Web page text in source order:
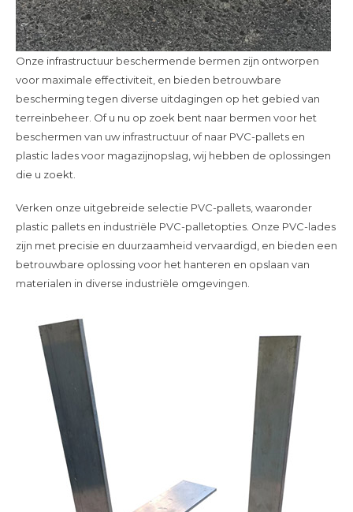
Onze infrastructuur beschermende bermen zijn ontworpen
voor maximale effectiviteit, en bieden betrouwbare
bescherming tegen diverse uitdagingen op het gebied van
terreinbeheer. Of u nu op zoek bent naar bermen voor het
beschermen van uw infrastructuur of naar PVC-pallets en
plastic lades voor magazijnopslag, wij hebben de oplossingen
die u zoekt.
Verken onze uitgebreide selectie PVC-pallets, waaronder
plastic pallets en industriële PVC-palletopties. Onze PVC-lades
zijn met precisie en duurzaamheid vervaardigd, en bieden een
betrouwbare oplossing voor het hanteren en opslaan van
materialen in diverse industriële omgevingen.